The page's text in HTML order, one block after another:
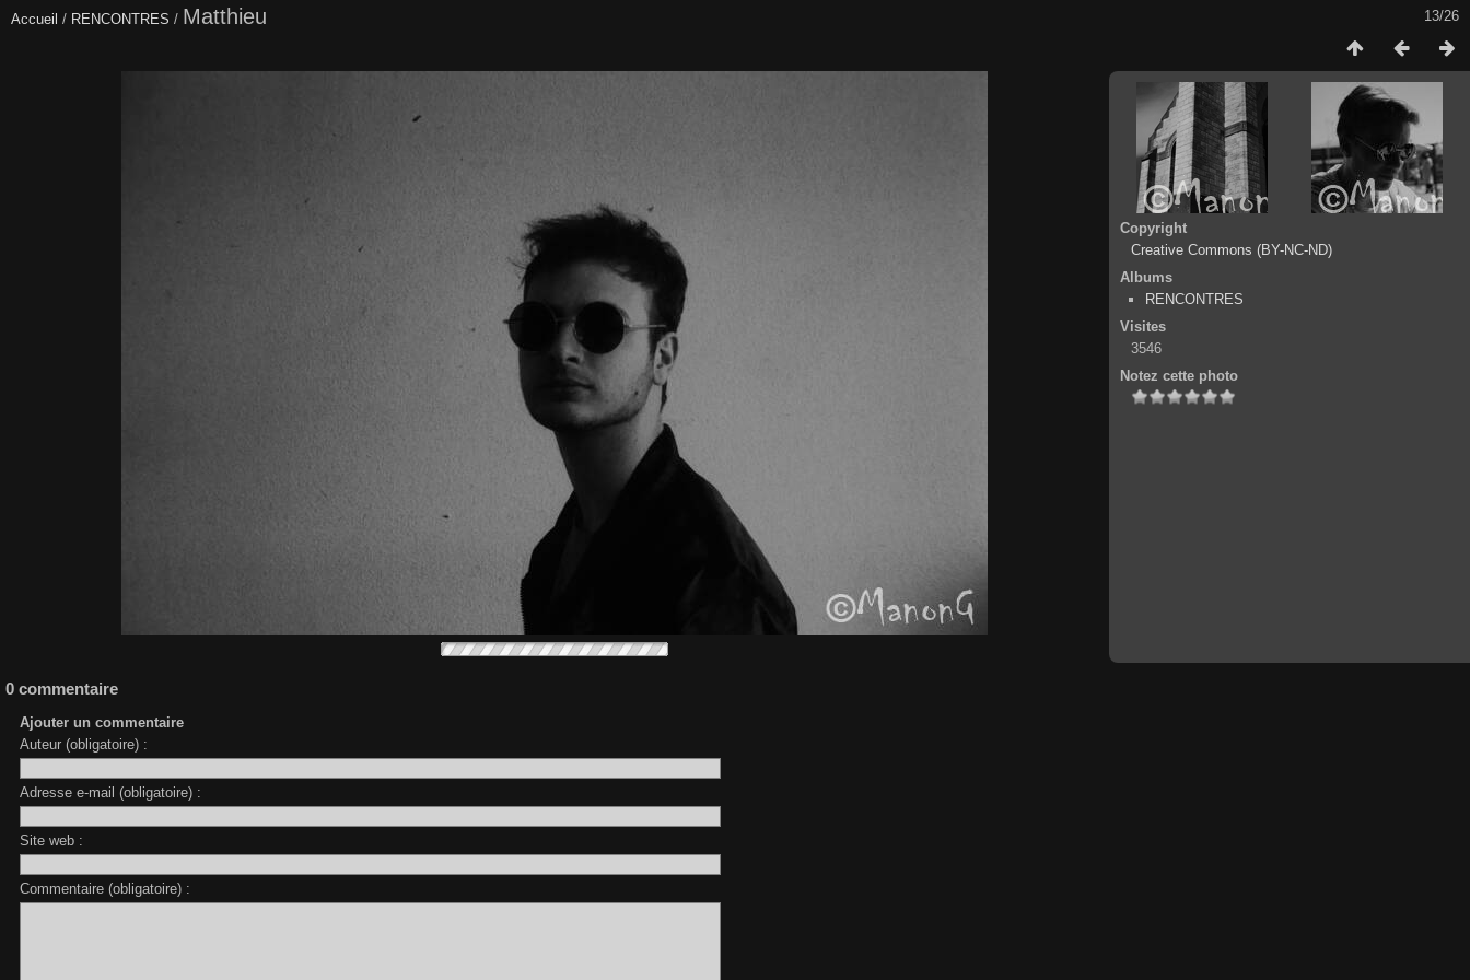
13/26
Accueil / RENCONTRES / Matthieu
Copyright
Creative Commons (BY-NC-ND)
Albums
RENCONTRES
Visites
3546
Notez cette photo
0 commentaire
Ajouter un commentaire
Auteur (obligatoire) :
Adresse e-mail (obligatoire) :
Site web :
Commentaire (obligatoire) :